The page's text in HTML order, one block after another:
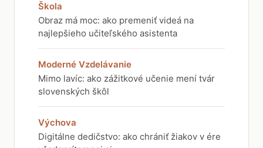
Škola
Obraz má moc: ako premeniť videá na
najlepšieho učiteľského asistenta
Moderné Vzdelávanie
Mimo lavíc: ako zážitkové učenie mení tvár
slovenských škôl
Výchova
Digitálne dedičstvo: ako chrániť žiakov v ére